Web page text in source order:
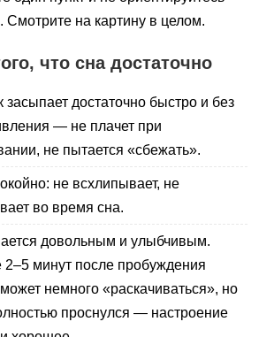
Смотрите на картину в целом.
что сна достаточно
засыпает достаточно быстро и без
— не плачет при
не пытается «сбежать».
не всхлипывает, не
во время сна.
довольным и улыбчивым.
минут после пробуждения
немного «раскачиваться», но
проснулся — настроение